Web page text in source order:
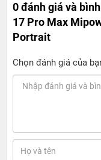
0 đánh giá và
17 Pro Max
Portrait
Chọn đánh giá của